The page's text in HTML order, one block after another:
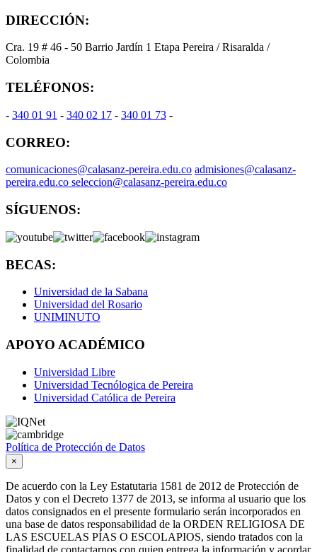
DIRECCIÓN:
Cra. 19 # 46 - 50 Barrio Jardín 1 Etapa Pereira / Risaralda /
Colombia
TELÉFONOS:
- 340 01 91 - 340 02 17 - 340 01 73 -
CORREO:
comunicaciones@calasanz-pereira.edu.co admisiones@calasanz-
pereira.edu.co seleccion@calasanz-pereira.edu.co
SÍGUENOS:
BECAS:
Universidad de la Sabana
Universidad del Rosario
UNIMINUTO
APOYO ACADÉMICO
Universidad Libre
Universidad Tecnólogica de Pereira
Universidad Católica de Pereira
Política de Protección de Datos
×
De acuerdo con la Ley Estatutaria 1581 de 2012 de Protección de
Datos y con el Decreto 1377 de 2013, se informa al usuario que los
datos consignados en el presente formulario serán incorporados en
una base de datos responsabilidad de la ORDEN RELIGIOSA DE
LAS ESCUELAS PÍAS O ESCOLAPIOS, siendo tratados con la
finalidad de contactarnos con quien entrega la información y acordar